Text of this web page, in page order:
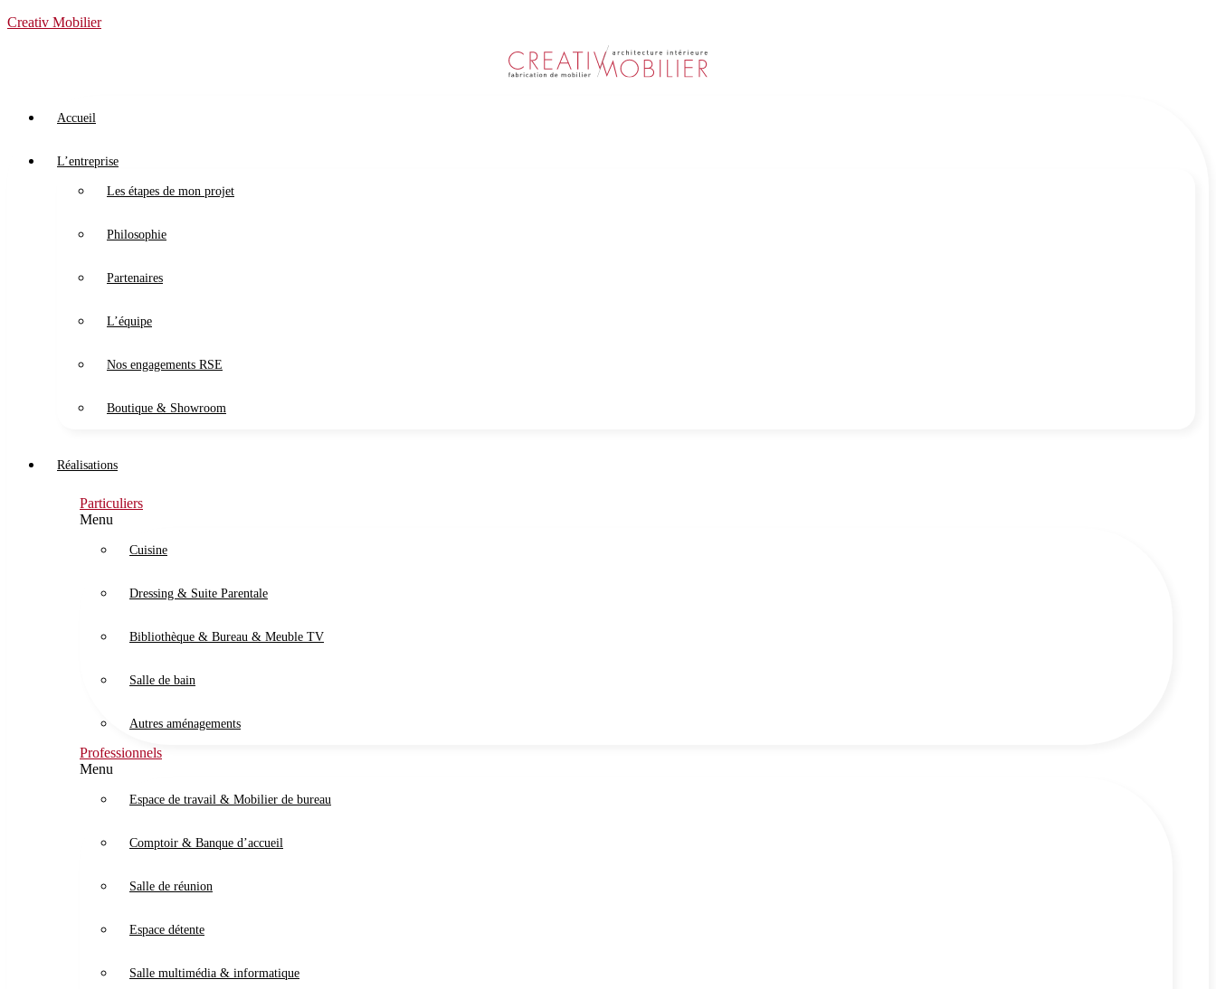
Creativ Mobilier
Accueil
L’entreprise
Les étapes de mon projet
Philosophie
Partenaires
L’équipe
Nos engagements RSE
Boutique & Showroom
Réalisations
Particuliers
Menu
Cuisine
Dressing & Suite Parentale
Bibliothèque & Bureau & Meuble TV
Salle de bain
Autres aménagements
Professionnels
Menu
Espace de travail & Mobilier de bureau
Comptoir & Banque d’accueil
Salle de réunion
Espace détente
Salle multimédia & informatique